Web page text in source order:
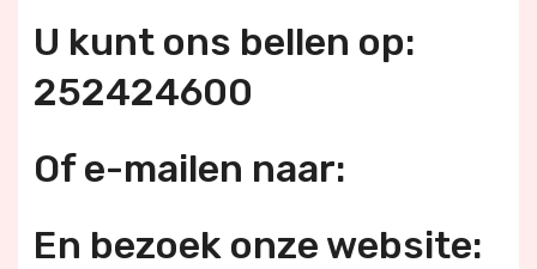
U kunt ons bellen op:
252424600
Of e-mailen naar:
En bezoek onze website: